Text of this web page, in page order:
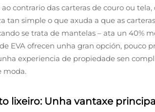
ao contrario das carteras de couro ou
tan simple o que axuda a que as
se trata de mantelas – ata un 40%
EVA ofrecen unha gran opción, pouco
experiencia de propiedade sen
moda.
lixeiro: Unha vantaxe